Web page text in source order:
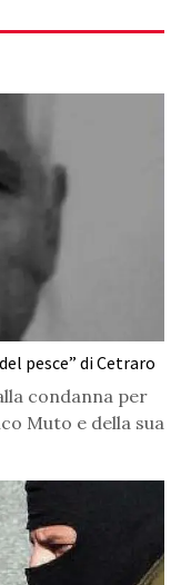
pesce” di Cetraro
condanna per
Muto e della sua